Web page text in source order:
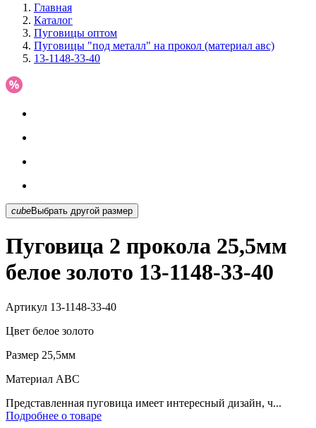
Главная
Каталог
Пуговицы оптом
Пуговицы "под металл" на прокол (материал авс)
13-1148-33-40
cubeВыбрать другой размер
Пуговица 2 прокола 25,5мм
белое золото 13-1148-33-40
Артикул 13-1148-33-40
Цвет белое золото
Размер 25,5мм
Материал АВС
Представленная пуговица имеет интересный дизайн, ч...
Подробнее о товаре